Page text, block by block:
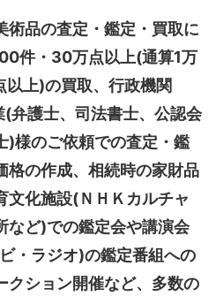
術品の査定・鑑定・買取に
件・30万点以上(通算1万
以上)の買取、行政機関
弁護士、司法書士、公認会
)様のご依頼での査定・鑑
格の作成、相続時の家財品
文化施設(ＮＨＫカルチャ
など)での鑑定会や講演会
・ラジオ)の鑑定番組への
クション開催など、多数の